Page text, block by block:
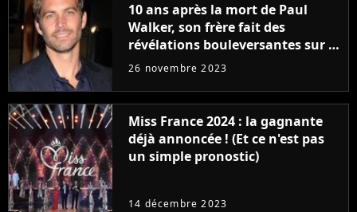
10 ans après la mort de Paul
Walker, son frère fait des
révélations bouleversantes sur la
réaction des acteurs de Fast and
26 novembre 2023
Miss France 2024 : la gagnante
déjà annoncée ! (Et ce n'est pas
un simple pronostic)
14 décembre 2023